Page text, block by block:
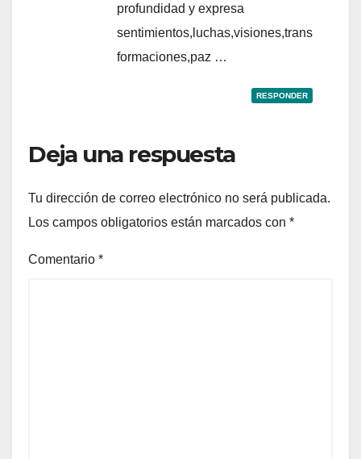
profundidad y expresa
sentimientos,luchas,visiones,trans
formaciones,paz …
RESPONDER
Deja una respuesta
Tu dirección de correo electrónico no será publicada.
Los campos obligatorios están marcados con *
Comentario *